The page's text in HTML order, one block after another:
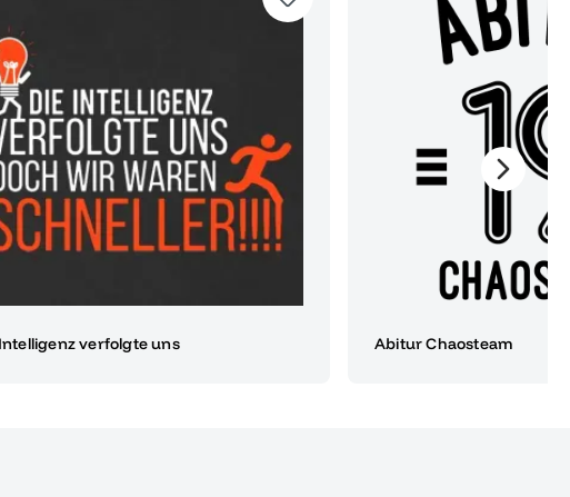
verfolgte uns Abitur Chaosteam